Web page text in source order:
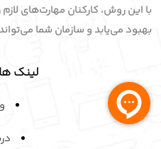
با این روش، کارکنان مهارت‌های
بهبود می‌یابد و سازمان شما
لینک